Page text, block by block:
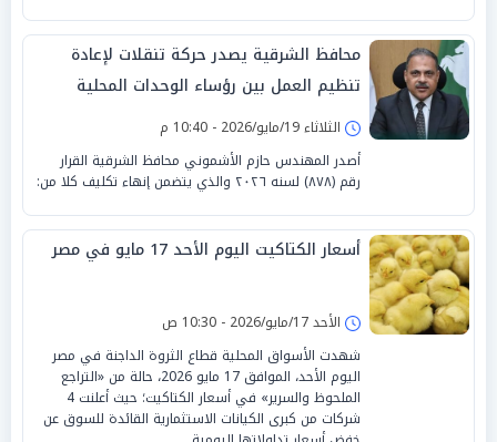
محافظ الشرقية يصدر حركة تنقلات لإعادة
تنظيم العمل بين رؤساء الوحدات المحلية
الثلاثاء 19/مايو/2026 - 10:40 م
أصدر المهندس حازم الأشموني محافظ الشرقية القرار
رقم (٨٧٨) لسنه ٢٠٢٦ والذي يتضمن إنهاء تكليف كلا من:
أسعار الكتاكيت اليوم الأحد 17 مايو في مصر
الأحد 17/مايو/2026 - 10:30 ص
شهدت الأسواق المحلية قطاع الثروة الداجنة في مصر
اليوم الأحد، الموافق 17 مايو 2026، حالة من «التراجع
الملحوظ والسرير» في أسعار الكتاكيت؛ حيث أعلنت 4
شركات من كبرى الكيانات الاستثمارية القائدة للسوق عن